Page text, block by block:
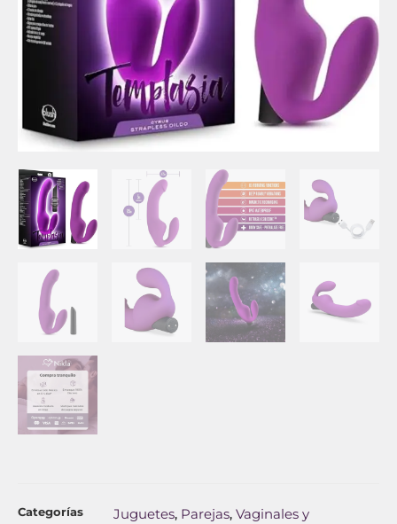
Categorías Juguetes, Parejas, Vaginales y